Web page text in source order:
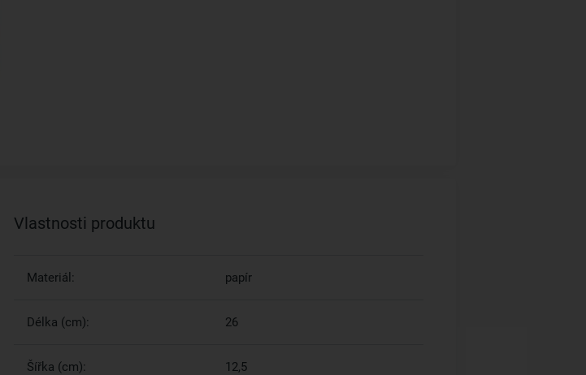
Vlastnosti produktu
Materiál: papír
Délka (cm): 26
Šířka (cm): 12,5